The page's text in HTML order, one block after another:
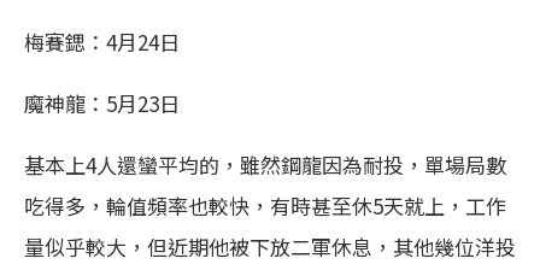
梅賽鍶：4月24日
魔神龍：5月23日
基本上4人還蠻平均的，雖然鋼龍因為耐投，單場局數
吃得多，輪值頻率也較快，有時甚至休5天就上，工作
量似乎較大，但近期他被下放二軍休息，其他幾位洋投